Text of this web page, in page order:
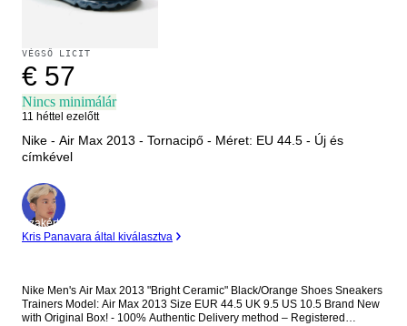
VÉGSŐ LICIT
€ 57
Nincs minimálár
11 héttel ezelőtt
Nike - Air Max 2013 - Tornacipő - Méret: EU 44.5 - Új és
címkével
Szakértő
Kris Panavara által kiválasztva
Nike Men's Air Max 2013 "Bright Ceramic" Black/Orange Shoes Sneakers
Trainers Model: Air Max 2013 Size EUR 44.5 UK 9.5 US 10.5 Brand New
with Original Box! - 100% Authentic Delivery method – Registered